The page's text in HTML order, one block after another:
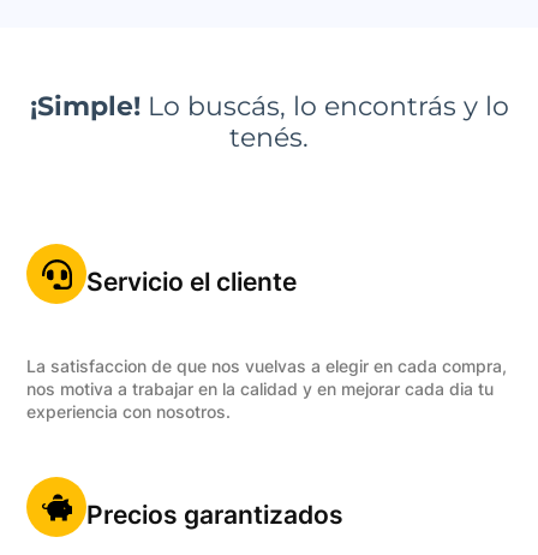
¡Simple!Lo buscás, lo encontrás y lo
tenés.
Servicio el cliente
La satisfaccion de que nos vuelvas a elegir en cada compra,
nos motiva a trabajar en la calidad y en mejorar cada dia tu
experiencia con nosotros.
Precios garantizados